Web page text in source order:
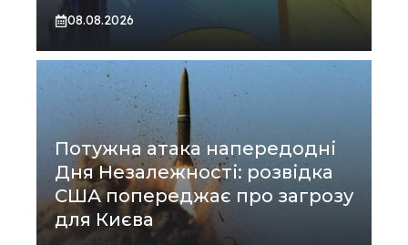
08.08.2026
Потужна атака напередодні
Дня Незалежності: розвідка
США попереджає про загрозу
для Києва